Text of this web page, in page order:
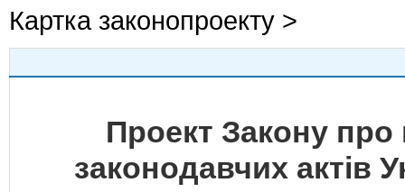
Картка законопроекту >
Проект Закону про
законодавчих актів